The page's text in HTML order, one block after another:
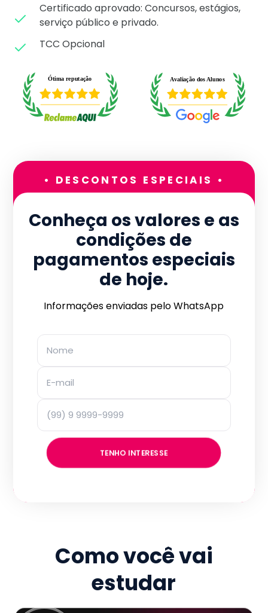
Certificado aprovado: Concursos, estágios,
serviço público e privado.
TCC Opcional
• DESCONTOS ESPECIAIS •
Conheça os valores e as
condições de
pagamentos especiais
de hoje.
Informações enviadas pelo WhatsApp
TENHO INTERESSE
Como você vai
estudar